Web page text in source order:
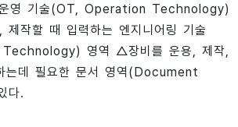
운영 기술(OT, Operation Technology)
작할 때 입력하는 엔지니어링 기술
영역 △장비를 운용, 제작,
는데 필요한 문서 영역(Document
다.